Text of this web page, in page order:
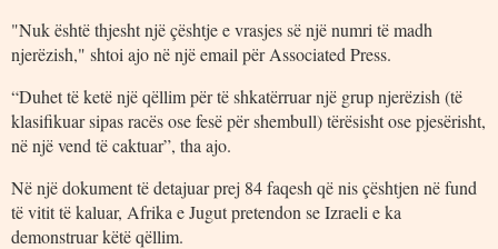
"Nuk është thjesht një çështje e vrasjes së një numri të madh
njerëzish," shtoi ajo në një email për Associated Press.
“Duhet të ketë një qëllim për të shkatërruar një grup njerëzish (të
klasifikuar sipas racës ose fesë për shembull) tërësisht ose pjesërisht,
në një vend të caktuar”, tha ajo.
Në një dokument të detajuar prej 84 faqesh që nis çështjen në fund
të vitit të kaluar, Afrika e Jugut pretendon se Izraeli e ka
demonstruar këtë qëllim.